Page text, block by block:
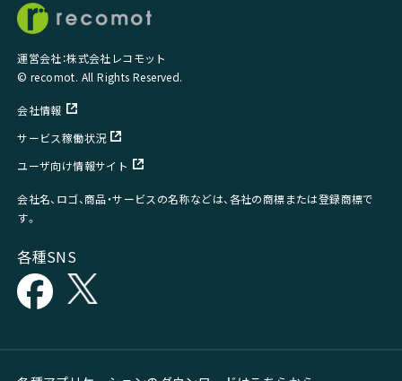
運営会社：株式会社レコモット
© recomot. All Rights Reserved.
会社情報
サービス稼働状況
ユーザ向け情報サイト
会社名、ロゴ、商品・サービスの名称などは、各社の商標または登録商標で
す。
各種SNS